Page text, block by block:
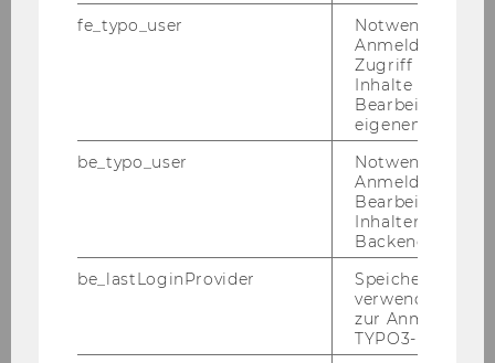
Am 20. No­vem­ber 2025 war Ha­rald Am­ber­ger
ein­ge­la­den, im Ac­coun­ting Re­se­arch Se­mi­nar
an der Eras­mus Uni­ver­si­tät Rot­ter­dam einen
Vor­trag zu hal­ten. Im Rah­men des Se­mi­nars
Teilnahme von Harald Amberger am
Europäischen Kommission
Ha­rald Am­ber­ger nahm Ende Ok­to­ber als Ex­
per­te am Ex­pert Panel „Re­flec­tions on the Di­
RECT Model and Po­li­cy Im­pli­ca­ti­ons“ im Rah­
fe_typo_user
Notwendig für
Anmeldung und
Zugriff auf
Inhalte oder zur
Bearbeitung des
eigenen Profils.
be_typo_user
Notwendig für
Anmeldung und
Bearbeitung von
Inhalten im
Backend.
be_lastLoginProvider
Speichert die
verwendete
zur Anmeldung
TYPO3-Backend.